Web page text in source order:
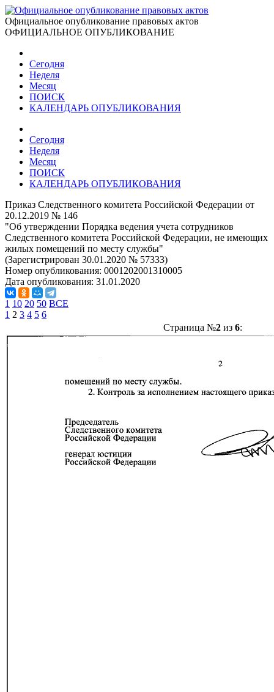
Официальное опубликование правовых актов
ОФИЦИАЛЬНОЕ ОПУБЛИКОВАНИЕ
Сегодня
Неделя
Месяц
ПОИСК
КАЛЕНДАРЬ ОПУБЛИКОВАНИЯ
Сегодня
Неделя
Месяц
ПОИСК
КАЛЕНДАРЬ ОПУБЛИКОВАНИЯ
Приказ Следственного комитета Российской Федерации от
20.12.2019 № 146
"Об утверждении Порядка ведения учета сотрудников
Следственного комитета Российской Федерации, не имеющих
жилых помещений по месту службы"
(Зарегистрирован 30.01.2020 № 57333)
Номер опубликования: 0001202001310005
Дата опубликования: 31.01.2020
1 10 20 50 ВСЕ
1 2 3 4 5 6
Страница №2из 6: